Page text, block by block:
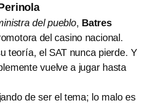
del pueblo, Batres
del casino nacional.
teoría, el SAT nunca pierde. Y
vuelve a jugar hasta
de ser el tema; lo malo es